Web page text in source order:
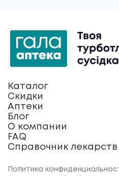
Каталог
Скидки
Аптеки
Блог
О компании
FAQ
Справочник лекарств
Политика